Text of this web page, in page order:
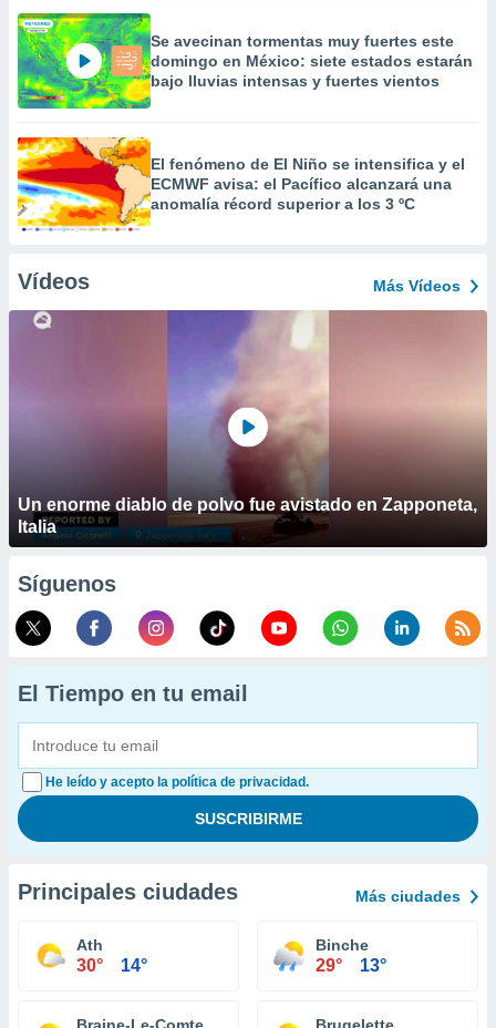
Se avecinan tormentas muy fuertes este
domingo en México: siete estados estarán
bajo lluvias intensas y fuertes vientos
El fenómeno de El Niño se intensifica y el
ECMWF avisa: el Pacífico alcanzará una
anomalía récord superior a los 3 ºC
Vídeos Más Vídeos
Un enorme diablo de polvo fue avistado en Zapponeta,
Italia
Síguenos
El Tiempo en tu email
He leído y acepto la política de privacidad.
Principales ciudades Más ciudades
Ath
30° 14°
Binche
29° 13°